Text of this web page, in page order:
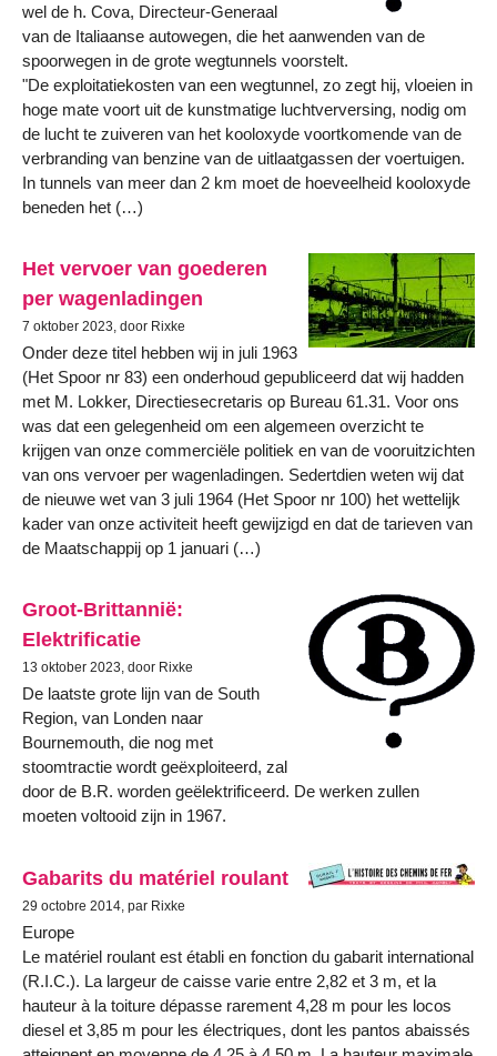
wel de h. Cova, Directeur-Generaal
van de Italiaanse autowegen, die het aanwenden van de
spoorwegen in de grote wegtunnels voorstelt.
"De exploitatiekosten van een wegtunnel, zo zegt hij, vloeien in
hoge mate voort uit de kunstmatige luchtverversing, nodig om
de lucht te zuiveren van het kooloxyde voortkomende van de
verbranding van benzine van de uitlaatgassen der voertuigen.
In tunnels van meer dan 2 km moet de hoeveelheid kooloxyde
beneden het (…)
Het vervoer van goederen
per wagenladingen
7 oktober 2023, door Rixke
Onder deze titel hebben wij in juli 1963
(Het Spoor nr 83) een onderhoud gepubliceerd dat wij hadden
met M. Lokker, Directiesecretaris op Bureau 61.31. Voor ons
was dat een gelegenheid om een algemeen overzicht te
krijgen van onze commerciële politiek en van de vooruitzichten
van ons vervoer per wagenladingen. Sedertdien weten wij dat
de nieuwe wet van 3 juli 1964 (Het Spoor nr 100) het wettelijk
kader van onze activiteit heeft gewijzigd en dat de tarieven van
de Maatschappij op 1 januari (…)
Groot-Brittannië:
Elektrificatie
13 oktober 2023, door Rixke
De laatste grote lijn van de South
Region, van Londen naar
Bournemouth, die nog met
stoomtractie wordt geëxploiteerd, zal
door de B.R. worden geëlektrificeerd. De werken zullen
moeten voltooid zijn in 1967.
Gabarits du matériel roulant
29 octobre 2014, par Rixke
Europe
Le matériel roulant est établi en fonction du gabarit international
(R.I.C.). La largeur de caisse varie entre 2,82 et 3 m, et la
hauteur à la toiture dépasse rarement 4,28 m pour les locos
diesel et 3,85 m pour les électriques, dont les pantos abaissés